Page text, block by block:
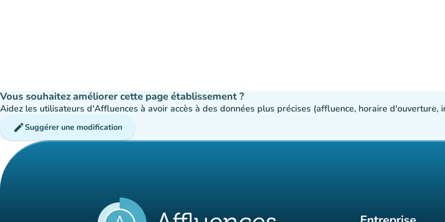
Vous souhaitez améliorer cette page établissement ?
Aidez les utilisateurs d'Affluences à avoir accès à des données plus précises (affluence, horaire
editSuggérer une modification